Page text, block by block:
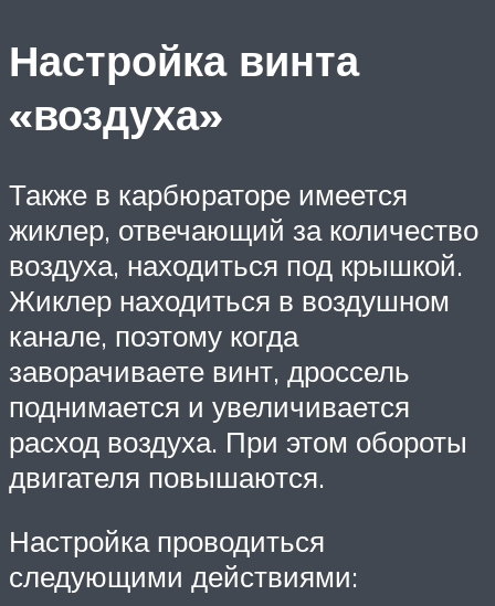
Настройка винта
«воздуха»
Также в карбюраторе имеется
жиклер, отвечающий за количество
воздуха, находиться под крышкой.
Жиклер находиться в воздушном
канале, поэтому когда
заворачиваете винт, дроссель
поднимается и увеличивается
расход воздуха. При этом обороты
двигателя повышаются.
Настройка проводиться
следующими действиями: